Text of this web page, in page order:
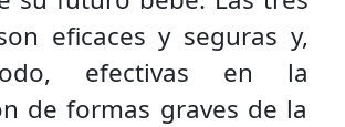
eficaces y seguras y,
efectivas en la
de formas graves de la